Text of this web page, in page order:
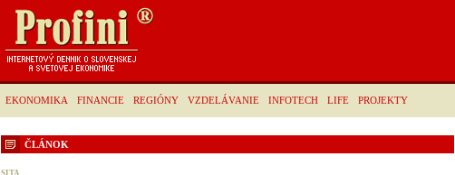
EKONOMIKA FINANCIE REGIÓNY VZDELÁVANIE INFOTECH LIFE PROJEKTY
ČLÁNOK
SITA